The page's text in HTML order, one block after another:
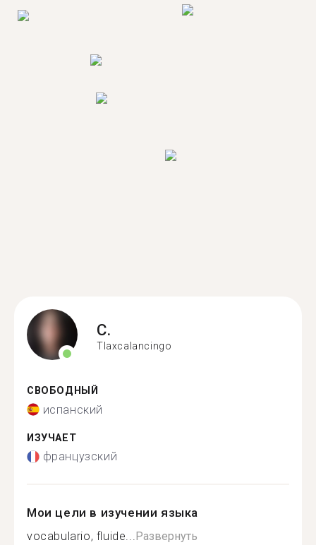
C.
Tlaxcalancingo
СВОБОДНЫЙ
испанский
ИЗУЧАЕТ
французский
Мои цели в изучении языка
vocabulario, fluide...Развернуть